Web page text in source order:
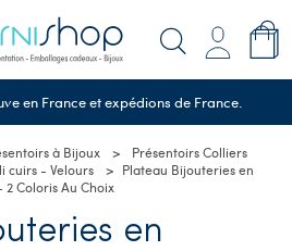
en France et expédions de France.
à Bijoux
Présentoirs Colliers
cuirs - Velours
Plateau Bijouteries en
Coloris Au Choix
en